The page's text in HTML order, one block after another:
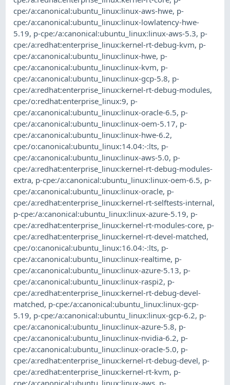
cpe:/a:canonical:ubuntu_linux:linux-aws-hwe, p-
cpe:/a:canonical:ubuntu_linux:linux-lowlatency-hwe-
5.19, p-cpe:/a:canonical:ubuntu_linux:linux-aws-5.3, p-
cpe:/a:redhat:enterprise_linux:kernel-rt-debug-kvm, p-
cpe:/a:canonical:ubuntu_linux:linux-hwe, p-
cpe:/a:canonical:ubuntu_linux:linux-kvm, p-
cpe:/a:canonical:ubuntu_linux:linux-gcp-5.8, p-
cpe:/a:redhat:enterprise_linux:kernel-rt-debug-modules,
cpe:/o:redhat:enterprise_linux:9, p-
cpe:/a:canonical:ubuntu_linux:linux-oracle-6.5, p-
cpe:/a:canonical:ubuntu_linux:linux-oem-5.17, p-
cpe:/a:canonical:ubuntu_linux:linux-hwe-6.2,
cpe:/o:canonical:ubuntu_linux:14.04:-:lts, p-
cpe:/a:canonical:ubuntu_linux:linux-aws-5.0, p-
cpe:/a:redhat:enterprise_linux:kernel-rt-debug-modules-
extra, p-cpe:/a:canonical:ubuntu_linux:linux-oem-6.5, p-
cpe:/a:canonical:ubuntu_linux:linux-oracle, p-
cpe:/a:redhat:enterprise_linux:kernel-rt-selftests-internal,
p-cpe:/a:canonical:ubuntu_linux:linux-azure-5.19, p-
cpe:/a:redhat:enterprise_linux:kernel-rt-modules-core, p-
cpe:/a:redhat:enterprise_linux:kernel-rt-devel-matched,
cpe:/o:canonical:ubuntu_linux:16.04:-:lts, p-
cpe:/a:canonical:ubuntu_linux:linux-realtime, p-
cpe:/a:canonical:ubuntu_linux:linux-azure-5.13, p-
cpe:/a:canonical:ubuntu_linux:linux-raspi2, p-
cpe:/a:redhat:enterprise_linux:kernel-rt-debug-devel-
matched, p-cpe:/a:canonical:ubuntu_linux:linux-gcp-
5.19, p-cpe:/a:canonical:ubuntu_linux:linux-gcp-6.2, p-
cpe:/a:canonical:ubuntu_linux:linux-azure-5.8, p-
cpe:/a:canonical:ubuntu_linux:linux-nvidia-6.2, p-
cpe:/a:canonical:ubuntu_linux:linux-oracle-5.0, p-
cpe:/a:redhat:enterprise_linux:kernel-rt-debug-devel, p-
cpe:/a:redhat:enterprise_linux:kernel-rt-kvm, p-